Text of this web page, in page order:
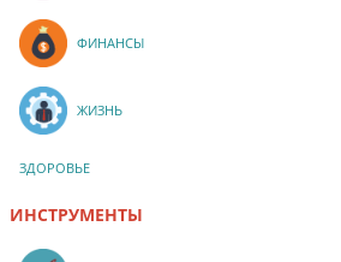
ФИНАНСЫ
ЖИЗНЬ
ЗДОРОВЬЕ
ИНСТРУМЕНТЫ